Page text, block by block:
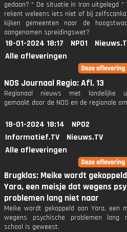
gedaan? * De situatie in Iran uitgelegd *
rekent weleens iets niet af bij
kijken gemeenten naar de
aangenomen spreidingswet?
18-01-2024 18:17 NPO1
Alle afleveringen
NOS Journaal Regio: Afl. 13
Regionaal nieuws met landelijke
gemaakt door de NOS en de regionale
18-01-2024 18:14
NPO2
Informatief.TV
Nieuws.TV
Alle afleveringen
Brugklas: Meike wordt
Yara, een meisje dat wegens
problemen lang niet naar
Meike wordt gekoppeld aan Yara, een
wegens psychische problemen lang
school is geweest.